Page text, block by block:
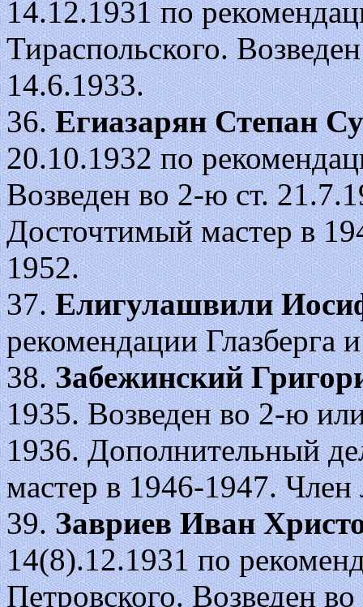
14.12.1931 по
Тираспольского.
14.6.1933.
36.Егиазарян Степан
20.10.1932 по
Возведен во 2-ю ст.
Досточтимый мастер в
1952.
37.Елигулашвили
рекомендации Глазберга
38.Забежинский
1935. Возведен во 2-ю
1936. Дополнительный
мастер в 1946-1947.
39.Завриев Иван
14(8).12.1931 по
Петровского. Возведен